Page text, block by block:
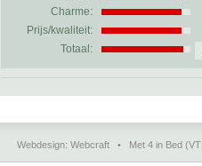
Charme:
Prijs/kwaliteit:
Totaal:
Webdesign: Webcraft • Met 4 in Bed